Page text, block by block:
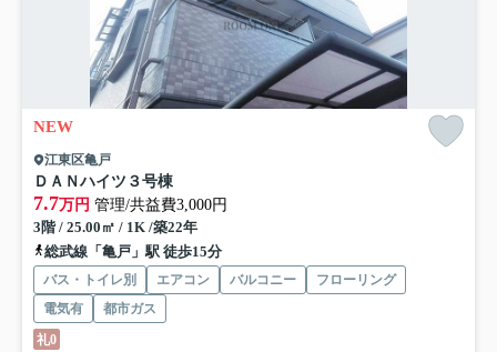
NEW
江東区亀戸
ＤＡＮハイツ３号棟
7.7万円 管理/共益費3,000円
3階 / 25.00㎡ / 1K /築22年
総武線「亀戸」駅 徒歩15分
バス・トイレ別 エアコン バルコニー
フローリング
電気有
都市ガス
礼0